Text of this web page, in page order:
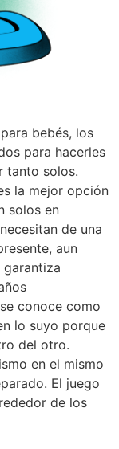
bebés, los
para hacerles
tanto solos.
la mejor opción
solos en
de una
aun
garantiza
conoce como
lo suyo porque
del otro.
en el mismo
El juego
de los